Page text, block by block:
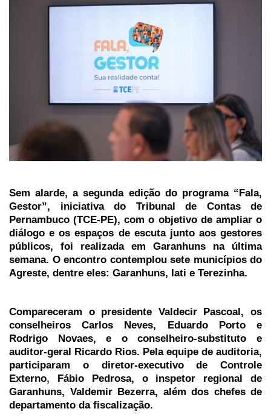
Sem alarde, a segunda edição do programa “Fala,
Gestor”, iniciativa do Tribunal de Contas de
Pernambuco (TCE-PE), com o objetivo de ampliar o
diálogo e os espaços de escuta junto aos gestores
públicos, foi realizada em Garanhuns na última
semana. O encontro contemplou sete municípios do
Agreste, dentre eles: Garanhuns, Iati e Terezinha.
Compareceram o presidente Valdecir Pascoal, os
conselheiros Carlos Neves, Eduardo Porto e
Rodrigo Novaes, e o conselheiro-substituto e
auditor-geral Ricardo Rios. Pela equipe de auditoria,
participaram o diretor-executivo de Controle
Externo, Fábio Pedrosa, o inspetor regional de
Garanhuns, Valdemir Bezerra, além dos chefes de
departamento da fiscalização.